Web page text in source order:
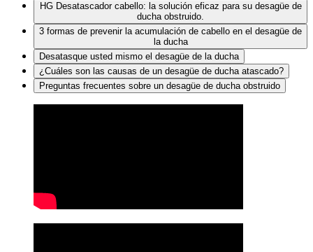
HG Desatascador cabello: la solución eficaz para su desagüe de
ducha obstruido.
3 formas de prevenir la acumulación de cabello en el desagüe de
la ducha
Desatasque usted mismo el desagüe de la ducha
¿Cuáles son las causas de un desagüe de ducha atascado?
Preguntas frecuentes sobre un desagüe de ducha obstruido